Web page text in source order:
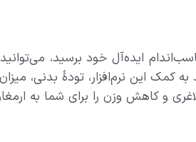
ایده‌آل خود برسید، می‌توانید
کمک این نرم‌افزار، تودهٔ بدنی،